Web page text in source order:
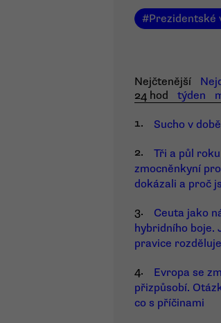
#Prezidentské
Nejčtenější
24 hod
týden
1.
Sucho v
2.
Tři a půl
zmocněnkyní
dokázali a proč
3.
Ceuta jako
hybridního boje.
pravice
4.
Evropa se
přizpůsobí.
co s příčinami